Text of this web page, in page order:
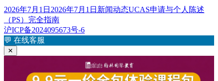
发
布
于
2026年7月1日 2026年7月1日 分
新闻动态标
UCAS申请与个人陈述
（PS）完全指南
沪ICP备2024095673号-6
💬 在线客服
✕